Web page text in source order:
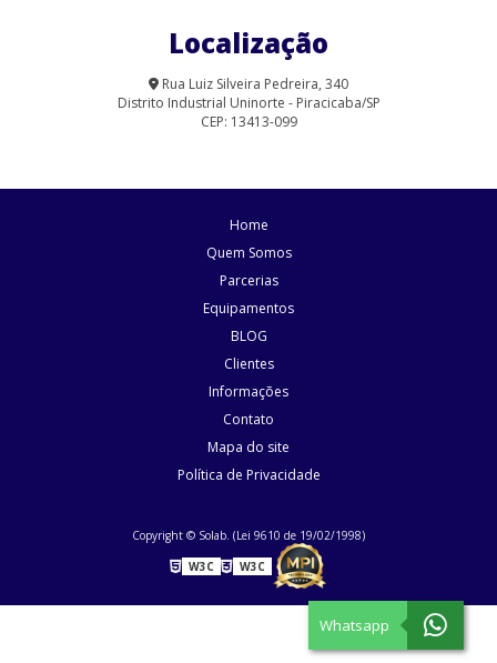
Localização
Rua Luiz Silveira Pedreira, 340
Distrito Industrial Uninorte - Piracicaba/SP
CEP: 13413-099
Home
Quem Somos
Parcerias
Equipamentos
BLOG
Clientes
Informações
Contato
Mapa do site
Política de Privacidade
Copyright © Solab. (Lei 9610 de 19/02/1998)
W3C
W3C
Whatsapp